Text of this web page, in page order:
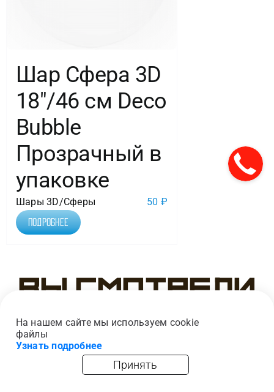
Шар Сфера 3D
18″/46 см Deco
Bubble
Прозрачный в
упаковке
Шары 3D/Сферы 50 ₽
Подробнее
Вы смотрели
На нашем сайте мы используем cookie
файлы
Узнать подробнее
Принять